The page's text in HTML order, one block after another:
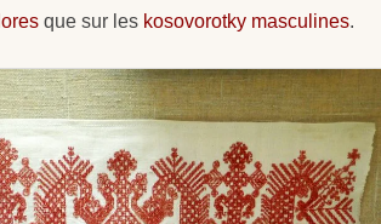
que sur les kosovorotky masculines.